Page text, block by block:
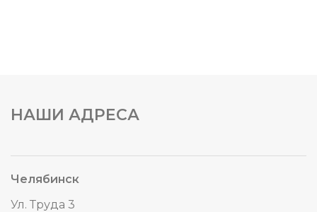
НАШИ АДРЕСА
Челябинск
Ул. Труда 3